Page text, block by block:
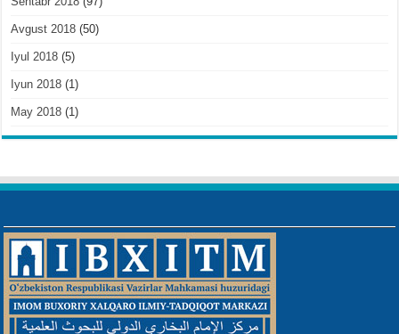
Avgust 2018 (50)
Iyul 2018 (5)
Iyun 2018 (1)
May 2018 (1)